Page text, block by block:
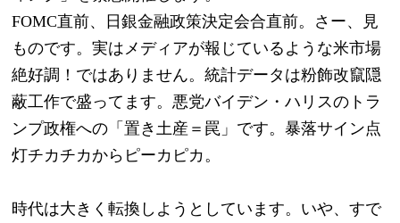
FOMC直前、日銀金融政策決定会合直前。さー、見
ものです。実はメディアが報じているような米市場
絶好調！ではありません。統計データは粉飾改竄隠
蔽工作で盛ってます。悪党バイデン・ハリスのトラ
ンプ政権への「置き土産＝罠」です。暴落サイン点
灯チカチカからピーカピカ。
時代は大きく転換しようとしています。いや、すで